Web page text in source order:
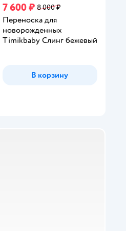
7 600 ₽ 8 000 ₽
Переноска для
новорожденных
Timikbaby Слинг бежевый
В корзину